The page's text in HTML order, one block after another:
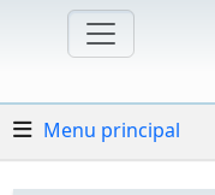
Menu principal